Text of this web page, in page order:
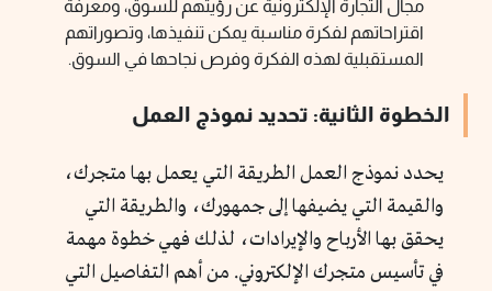
مجال التجارة الإلكترونية عن رؤيتهم للسوق، ومعرفة
اقتراحاتهم لفكرة مناسبة يمكن تنفيذها، وتصوراتهم
المستقبلية لهذه الفكرة وفرص نجاحها في السوق.
الخطوة الثانية: تحديد نموذج العمل
يحدد نموذج العمل الطريقة التي يعمل بها متجرك،
والقيمة التي يضيفها إلى جمهورك، والطريقة التي
يحقق بها الأرباح والإيرادات، لذلك فهي خطوة مهمة
في تأسيس متجرك الإلكتروني. من أهم التفاصيل التي